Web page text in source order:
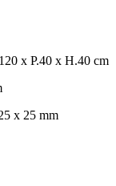
x P.40 x H.40 cm
x 25 mm